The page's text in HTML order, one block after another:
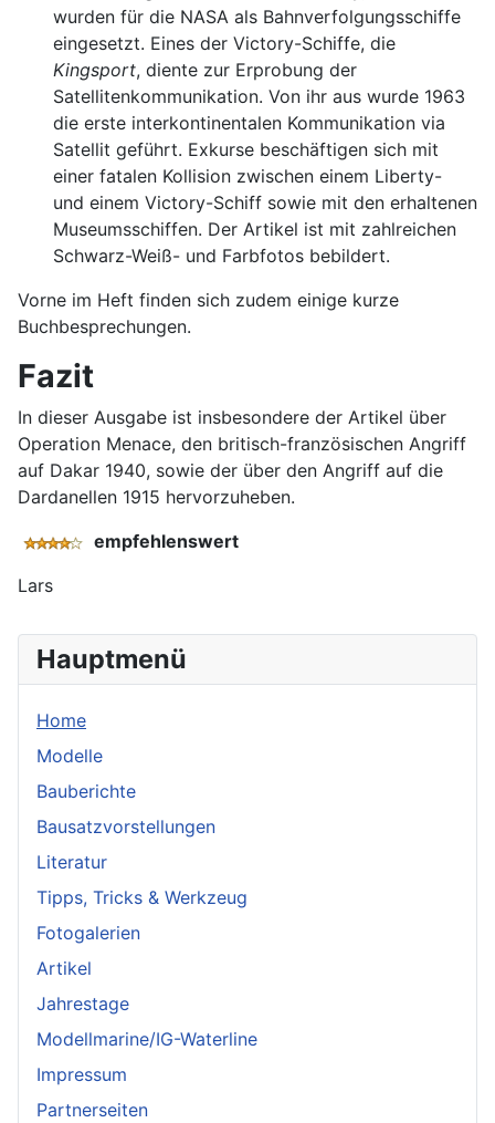
Hauptmenü
Home
Modelle
Bauberichte
Bausatzvorstellungen
Literatur
Tipps, Tricks & Werkzeug
Fotogalerien
Artikel
Jahrestage
Modellmarine/IG-Waterline
Impressum
Partnerseiten
wurden für die NASA als Bahnverfolgungsschiffe
eingesetzt. Eines der Victory-Schiffe, die
Kingsport, diente zur Erprobung der
Satellitenkommunikation. Von ihr aus wurde 1963
die erste interkontinentalen Kommunikation via
Satellit geführt. Exkurse beschäftigen sich mit
einer fatalen Kollision zwischen einem Liberty-
und einem Victory-Schiff sowie mit den erhaltenen
Museumsschiffen. Der Artikel ist mit zahlreichen
Schwarz-Weiß- und Farbfotos bebildert.
Vorne im Heft finden sich zudem einige kurze
Buchbesprechungen.
Fazit
In dieser Ausgabe ist insbesondere der Artikel über
Operation Menace, den britisch-französischen Angriff
auf Dakar 1940, sowie der über den Angriff auf die
Dardanellen 1915 hervorzuheben.
empfehlenswert
Lars